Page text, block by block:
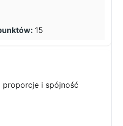
15
proporcje i spójność